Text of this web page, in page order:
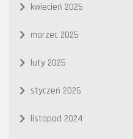
kwiecień 2025
marzec 2025
luty 2025
styczeń 2025
listopad 2024